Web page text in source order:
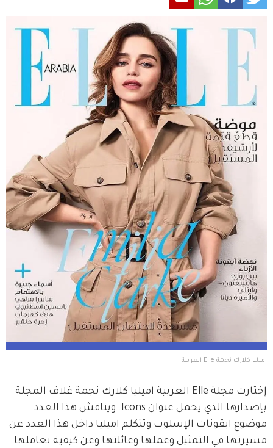
اميليا كلارك نجمة Elle العربية
إختارت مجلة Elle العربية اميليا كلارك نجمة غلاف المجلة
بإصدارها الذي يحمل عنوان Icons. ويناقش هذا العدد
موضوع ايقونات الإسلوب وتتكلم اميليا داخل هذا العدد عن
مسيرتها في التمثيل وعملها وعائلتها وعن كيفية تعاملها